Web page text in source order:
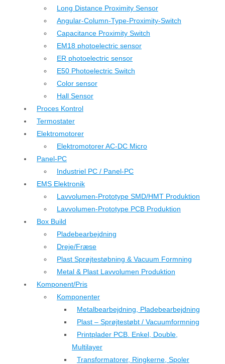
Long Distance Proximity Sensor
Angular-Column-Type-Proximity-Switch
Capacitance Proximity Switch
EM18 photoelectric sensor
ER photoelectric sensor
E50 Photoelectric Switch
Color sensor
Hall Sensor
Proces Kontrol
Termostater
Elektromotorer
Elektromotorer AC-DC Micro
Panel-PC
Industriel PC / Panel-PC
EMS Elektronik
Lavvolumen-Prototype SMD/HMT Produktion
Lavvolumen-Prototype PCB Produktion
Box Build
Pladebearbejdning
Dreje/Fræse
Plast Sprøjtestøbning & Vacuum Formning
Metal & Plast Lavvolumen Produktion
Komponent/Pris
Komponenter
Metalbearbejdning, Pladebearbejdning
Plast – Sprøjtestøbt / Vacuumformning
Printplader PCB. Enkel, Double,
Multilayer
Transformatorer, Ringkerne, Spoler